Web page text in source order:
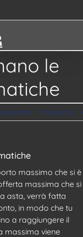
le
Prossimo
massimo che si è
massima che si
asta, verrà fatta
in modo che tu
a raggiungere il
massima viene